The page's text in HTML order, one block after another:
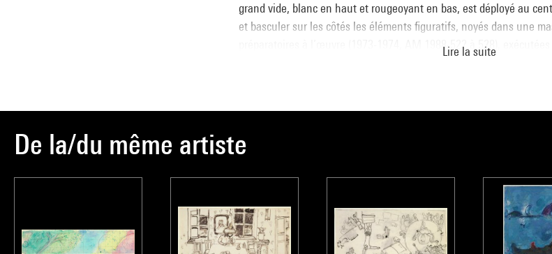
grand vide, blanc en haut et rougeoyant en bas, est déployé au
et basculer sur les côtés les éléments figuratifs, noyés dans une
préparatoires à l’œuvre (1973-1974, AM 1988-522 à 528),
rouges possèdent l’énergie lumineuse de plans de mosaïque. Si
peinture et peut-être une leçon pour la génération des années
PERSON - Agnès de La Beaumelle
Lire la suite
De la/du même artiste